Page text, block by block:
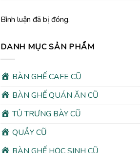
Bình luận đã bị đóng.
DANH MỤC SẢN PHẨM
BÀN GHẾ CAFE CŨ
BÀN GHẾ QUÁN ĂN CŨ
TỦ TRƯNG BÀY CŨ
QUẦY CŨ